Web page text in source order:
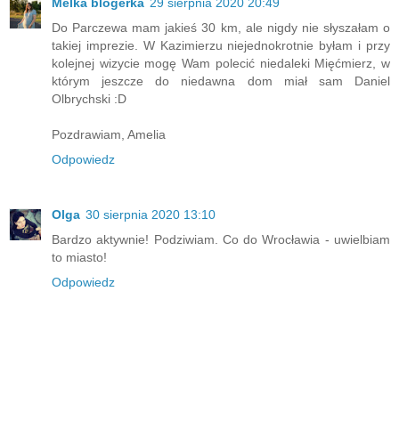
Do Parczewa mam jakieś 30 km, ale nigdy nie słyszałam o
takiej imprezie. W Kazimierzu niejednokrotnie byłam i przy
kolejnej wizycie mogę Wam polecić niedaleki Mięćmierz, w
którym jeszcze do niedawna dom miał sam Daniel
Olbrychski :D
Pozdrawiam, Amelia
Odpowiedz
Olga 30 sierpnia 2020 13:10
Bardzo aktywnie! Podziwiam. Co do Wrocławia - uwielbiam
to miasto!
Odpowiedz